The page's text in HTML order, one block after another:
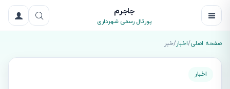
جاجرم
پورتال رسمی شهرداری
صفحه اصلی/اخبار/خبر
اخبار